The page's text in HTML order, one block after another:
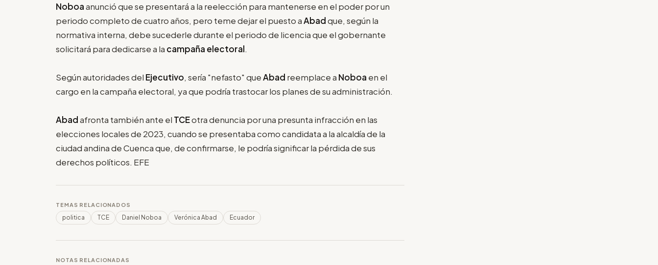
Noboaanunció que se presentará a la reelección para mantenerse en el poder por un
periodo completo de cuatro años, pero teme dejar el puesto aAbadque, según la
normativa interna, debe sucederle durante el periodo de licencia que el gobernante
solicitará para dedicarse a la campaña electoral.
Según autoridades del Ejecutivo, sería "nefasto" queAbad reemplace a Noboa en el
cargo en la campaña electoral, ya que podría trastocar los planes de su administración.
Abadafronta también ante el TCEotra denuncia por una presunta infracción en las
elecciones locales de 2023, cuando se presentaba como candidata a la alcaldía de la
ciudad andina de Cuenca que, de confirmarse, le podría significar la pérdida de sus
derechos políticos. EFE
TEMAS RELACIONADOS
politica TCE Daniel Noboa Verónica Abad Ecuador
NOTAS RELACIONADAS